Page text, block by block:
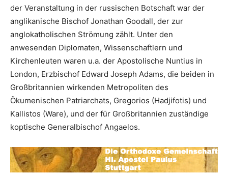
der Veranstaltung in der russischen Botschaft war der
anglikanische Bischof Jonathan Goodall, der zur
anglokatholischen Strömung zählt. Unter den
anwesenden Diplomaten, Wissenschaftlern und
Kirchenleuten waren u.a. der Apostolische Nuntius in
London, Erzbischof Edward Joseph Adams, die beiden in
Großbritannien wirkenden Metropoliten des
Ökumenischen Patriarchats, Gregorios (Hadjifotis) und
Kallistos (Ware), und der für Großbritannien zuständige
koptische Generalbischof Angaelos.